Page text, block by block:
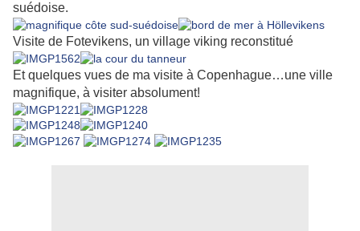
suédoise.
Visite de Fotevikens, un village viking reconstitué
Et quelques vues de ma visite à Copenhague…une ville
magnifique, à visiter absolument!